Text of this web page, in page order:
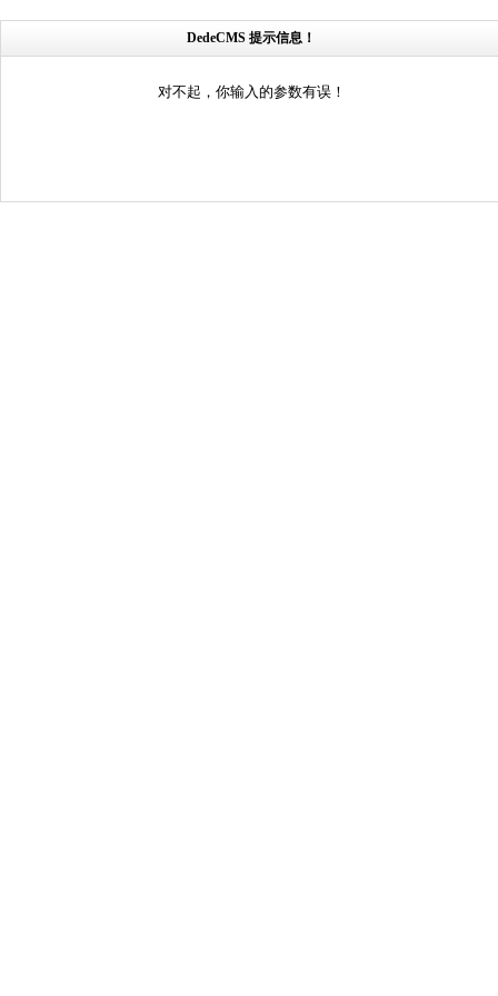
DedeCMS 提示信息！
对不起，你输入的参数有误！